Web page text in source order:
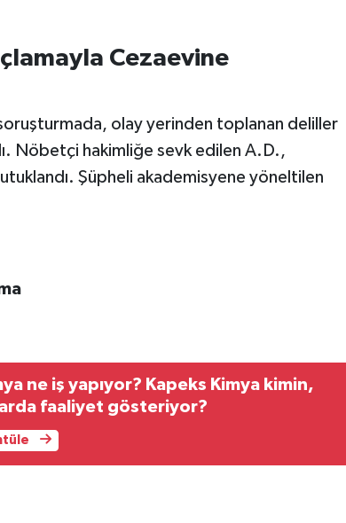
Cezaevine
olay yerinden toplanan deliller
Nöbetçi hakimliğe sevk edilen A.D.,
Şüpheli akademisyene yöneltilen
ne iş yapıyor? Kapeks Kimya kimin,
faaliyet gösteriyor?